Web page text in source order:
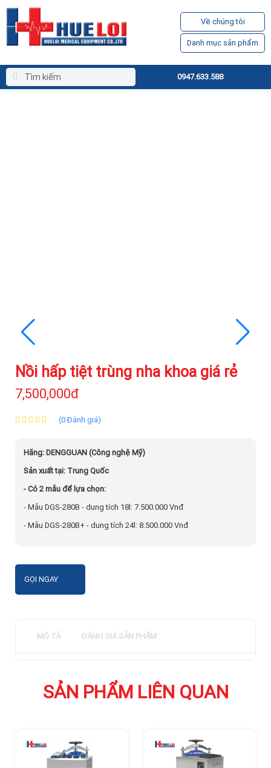
Về chúng tôi
Danh mục sản phẩm
0947.633.588
Nồi hấp tiệt trùng nha khoa giá rẻ
7,500,000đ
(0 Đánh giá)
Hãng: DENGGUAN (Công nghệ Mỹ)
Sản xuất tại: Trung Quốc
- Có 2 mẫu để lựa chọn:
- Mẫu DGS-280B - dung tích 18l: 7.500.000 Vnđ
- Mẫu DGS-280B+ - dung tích 24l: 8.500.000 Vnđ
GỌI NGAY
MÔ TẢ ĐÁNH GIÁ SẢN PHẨM
SẢN PHẨM LIÊN QUAN